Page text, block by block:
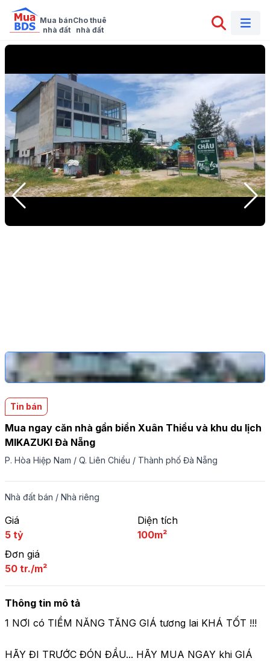
Mua bán
nhà đất
Cho thuê
nhà đất
Tin bán
Mua ngay căn nhà gần biển Xuân Thiều và khu du lịch
MIKAZUKI Đà Nẵng
P. Hòa Hiệp Nam / Q. Liên Chiểu / Thành phố Đà Nẵng
Nhà đất bán / Nhà riêng
Giá
5 tỷ
Diện tích
100m²
Đơn giá
50 tr./m²
Thông tin mô tả
1 NƠI có TIỀM NĂNG TĂNG GIÁ tương lai KHÁ TỐT !!!
HÃY ĐI TRƯỚC ĐÓN ĐẦU... HÃY MUA NGAY khi GIÁ